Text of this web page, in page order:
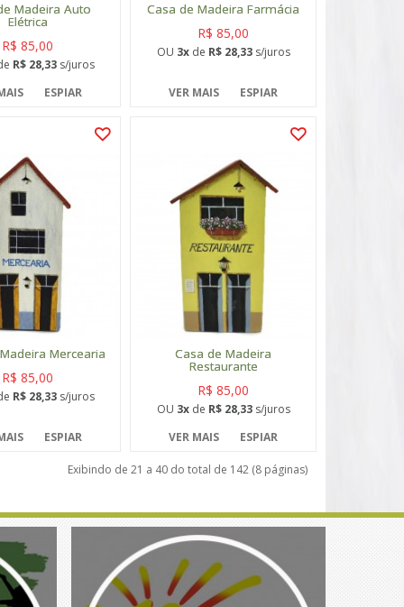
Madeira Auto
Elétrica
R$ 85,00
R$ 28,33s/juros
ESPIAR
Casa de Madeira Farmácia
R$ 85,00
OU 3xde R$ 28,33s/juros
VER MAIS ESPIAR
Mercearia
R$ 85,00
R$ 28,33s/juros
ESPIAR
Casa de Madeira
Restaurante
R$ 85,00
OU 3xde R$ 28,33s/juros
VER MAIS
ESPIAR
Exibindo de 21 a 40 do total de 142 (8 páginas)